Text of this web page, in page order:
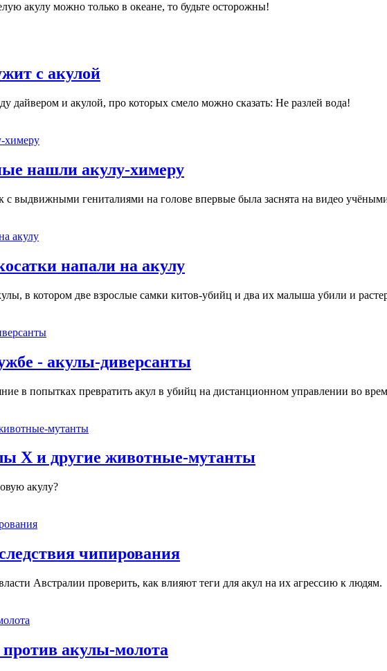
акулу можно только в океане, то будьте осторожны!
с акулой
дайвером и акулой, про которых смело можно сказать: Не разлей вода!
нашли акулу-химеру
с выдвижными гениталиями на голове впервые была заснята на видео
напали на акулу
в котором две взрослые самки китов-убийц и два их малыша убили и
- акулы-диверсанты
в попытках превратить акул в убийц на дистанционном управлении во
X и другие животные-мутанты
акулу?
чипирования
Австралии проверить, как влияют теги для акул на их агрессию к людям.
акулы-молота